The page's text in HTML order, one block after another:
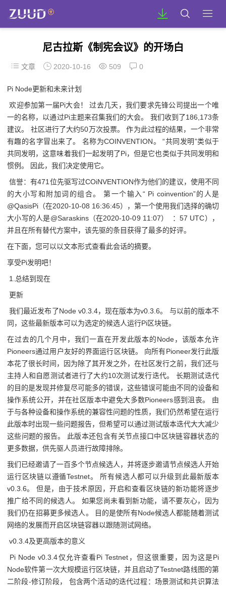
尼古拉斯《制宪会议》的开场白
文章 2020-10-16 509 0
Pi Node更新和未来计划
欢迎参加第一届Pi大会！ 过去几天，我们要求先锋公司提出一个唯
一的名称，以通过Pi主题来召集我们的大会。 我们收到了186,173条
建议。 社区进行了大约50万次投票。 作为此过程的结果，一个非常
有趣的名字冒出来了。 名称为COINVENTION。 “共同发明”类似于
共同发明，这意味着我们一起发明了Pi，但是它也类似于共同发明和
惯例。 因此，我们决定使用它。
信誉：有471位先驱写过COiNVENTION作为他们的建议，使用不同
的大小写和附加词的组合。 第一个输入“ Pi coinvention”的人是
@QasisPi（在2020-10-08 16:36:45），第一个使用我们选择的确切
大小写的人是@Saraskins（在2020-10-09 11:07） ：57 UTC），
并且在所有替代方案中，该先驱的条目获得了最多的好评。
在下面，您可以以文本形式查看此会话的摘要。
享受Pi发明吧！
1.总结到现在
更新
我们最近发布了Node v0.3.4，现在版本为v0.3.6。 与以前的版本不
同，这些最新版本可以为选定的候选人运行Pi区块链。
在过去的几个月中，我们一直在开发此版本的Node，该版本允许
Pioneers通过用户友好的界面运行区块链。 向所有Pioneer发行此版
本花了很长时间，因为除了其开发之外，在社区发行之前，我们还与
主持人和自愿测试者进行了大约10次测试发行迭代。 长期测试迭代
的目的是发现并修复尽可能多的错误，这些错误可能由不同的设备和
操作系统公开，并在社区版本中避免大多数Pioneers感到沮丧。 由
于与各种设备和操作系统的兼容性问题的性质，我们仍然希望在运行
此版本时出现一些问题报告，但希望可以通过测试版本迭代大大减少
这些问题的报告。 此版本还包含有关节点接口中区块链容器状态的
更多数据，供先驱人员进行故障排除。
我们已经邀请了一百多个节点候选人，并将逐步邀请节点候选人开始
运行区块链以遵循Testnet。 所有候选人都可以升级到此最新版本
v0.3.6。 但是，由于技术原因，开启和查看区块链的新功能将逐步
推广给不同的候选人。 如果您尚未看到新功能，请不要灰心，因为
我们仍在招募更多候选人。 目的是使所有Node候选人都能随着测试
网络的发展而开启区块链容器以跟随测试网络。
v0.3.4及更高版本的意义
Pi Node v0.3.4仅允许查看Pi Testnet，但这很重要，因为这是Pi
Node软件第一次大规模运行区块链，并且启动了Testnet路线图的第
二阶段-修订阶段， 包含两个活动的迭代过程：场景测试和共识算法